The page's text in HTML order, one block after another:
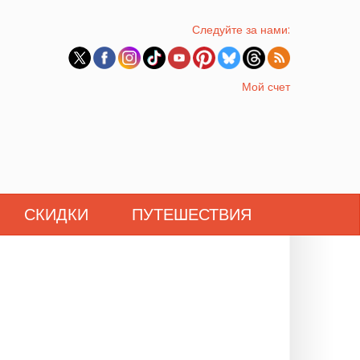
Следуйте за нами:
Мой счет
СКИДКИ ПУТЕШЕСТВИЯ